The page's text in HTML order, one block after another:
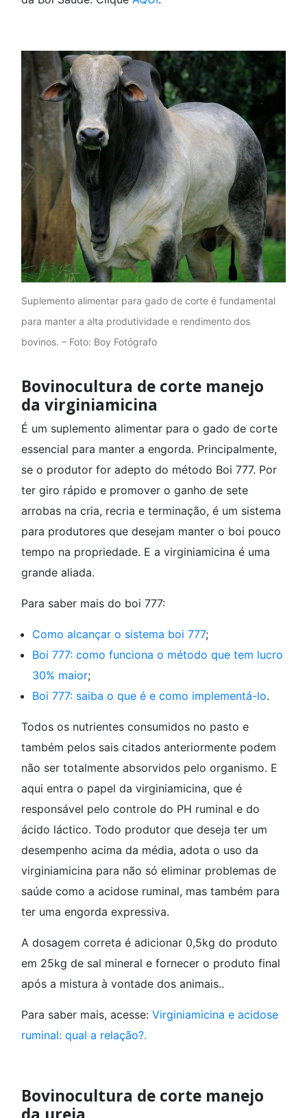
Suplemento alimentar para gado de corte é fundamental
para manter a alta produtividade e rendimento dos
bovinos. – Foto: Boy Fotógrafo
Bovinocultura de corte manejo
da virginiamicina
É um suplemento alimentar para o gado de corte
essencial para manter a engorda. Principalmente,
se o produtor for adepto do método Boi 777. Por
ter giro rápido e promover o ganho de sete
arrobas na cria, recria e terminação, é um sistema
para produtores que desejam manter o boi pouco
tempo na propriedade. E a virginiamicina é uma
grande aliada.
Para saber mais do boi 777:
Como alcançar o sistema boi 777;
Boi 777: como funciona o método que tem lucro
30% maior;
Boi 777: saiba o que é e como implementá-lo.
Todos os nutrientes consumidos no pasto e
também pelos sais citados anteriormente podem
não ser totalmente absorvidos pelo organismo. E
aqui entra o papel da virginiamicina, que é
responsável pelo controle do PH ruminal e do
ácido láctico. Todo produtor que deseja ter um
desempenho acima da média, adota o uso da
virginiamicina para não só eliminar problemas de
saúde como a acidose ruminal, mas também para
ter uma engorda expressiva.
A dosagem correta é adicionar 0,5kg do produto
em 25kg de sal mineral e fornecer o produto final
após a mistura à vontade dos animais..
Para saber mais, acesse: Virginiamicina e acidose
ruminal: qual a relação?.
Bovinocultura de corte manejo